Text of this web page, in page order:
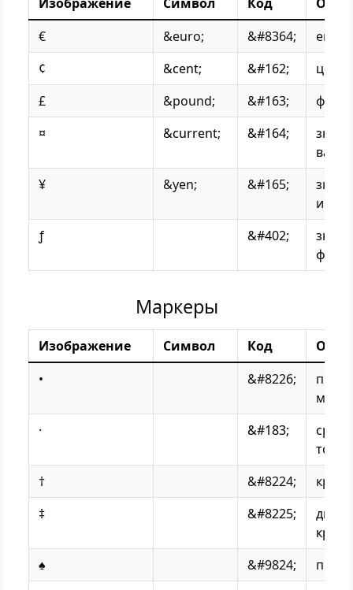
€
&euro; &#8364;
евро
¢
&cent; &#162;
цент
£
&pound; &#163;
фунт
¤
&current; &#164;
знак
¥
&yen; &#165;
знак
и
ƒ
&#402;
знак
Маркеры
Изображение Символ Код
•
&#8226;
·
&#183;
точка
†
&#8224;
‡
&#8225;
♠
&#9824;
пики